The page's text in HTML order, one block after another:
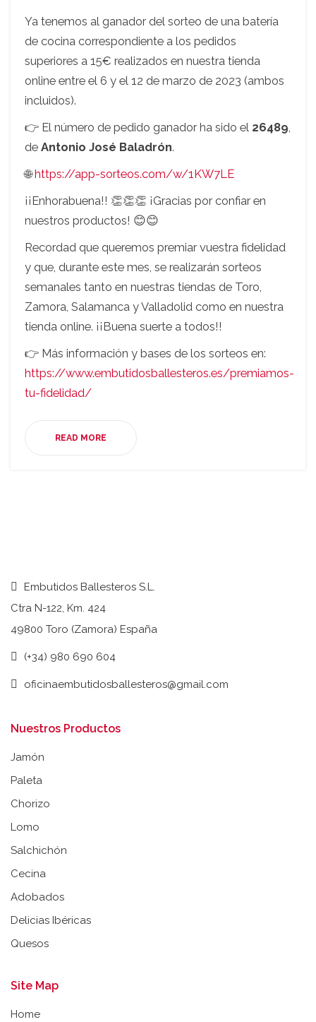
Ya tenemos al ganador del sorteo de una batería
de cocina correspondiente a los pedidos
superiores a 15€ realizados en nuestra tienda
online entre el 6 y el 12 de marzo de 2023 (ambos
incluidos).
👉 El número de pedido ganador ha sido el 26489,
de Antonio José Baladrón.
🌐https://app-sorteos.com/w/1KW7LE
¡¡Enhorabuena!! 👏👏👏 ¡Gracias por confiar en
nuestros productos! 😊😊
Recordad que queremos premiar vuestra fidelidad
y que, durante este mes, se realizarán sorteos
semanales tanto en nuestras tiendas de Toro,
Zamora, Salamanca y Valladolid como en nuestra
tienda online. ¡¡Buena suerte a todos!!
👉 Más información y bases de los sorteos en:
https://www.embutidosballesteros.es/premiamos-
tu-fidelidad/
READ MORE
Embutidos Ballesteros S.L.
Ctra N-122, Km. 424
49800 Toro (Zamora) España
(+34) 980 690 604
oficinaembutidosballesteros@gmail.com
Nuestros Productos
Jamón
Paleta
Chorizo
Lomo
Salchichón
Cecina
Adobados
Delicias Ibéricas
Quesos
Site Map
Home